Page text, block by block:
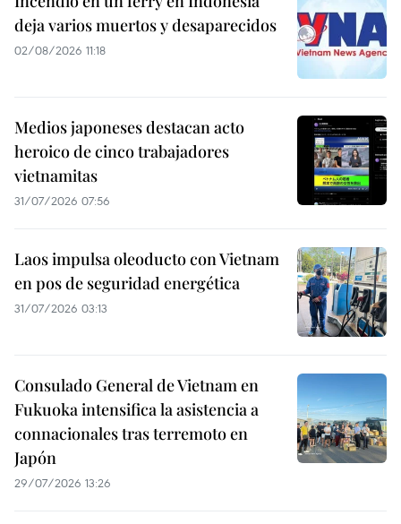
deja varios muertos y desaparecidos
02/08/2026 11:18
Medios japoneses destacan acto
heroico de cinco trabajadores
vietnamitas
31/07/2026 07:56
Laos impulsa oleoducto con Vietnam
en pos de seguridad energética
31/07/2026 03:13
Consulado General de Vietnam en
Fukuoka intensifica la asistencia a
connacionales tras terremoto en
Japón
29/07/2026 13:26